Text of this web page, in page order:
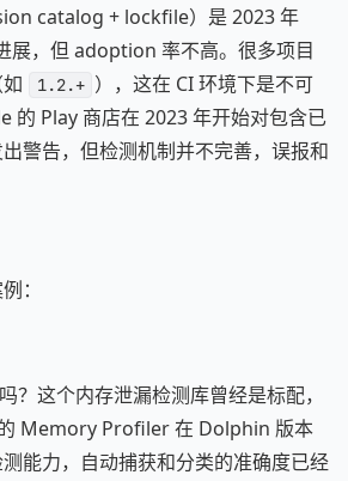
catalog + lockfile）是 2023 年
展，但 adoption 率不高。很多项目
1.2.+ ），这在 CI 环境下是不可
的 Play 商店在 2023 年开始对包含已
警告，但检测机制并不完善，误报和
：
？这个内存泄漏检测库曾经是标配，
Memory Profiler 在 Dolphin 版本
能力，自动捕获和分类的准确度已经